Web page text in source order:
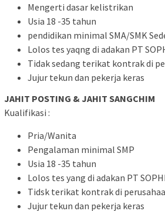
Mengerti dasar kelistrikan
Usia 18 -35 tahun
pendidikan minimal SMA/SMK
Lolos tes yaqng di adakan PT
Tidak sedang terikat kontrak di
Jujur tekun dan pekerja keras
JAHIT POSTING & JAHIT SANGCHIM
Kualifikasi :
Pria/Wanita
Pengalaman minimal SMP
Usia 18 -35 tahun
Lolos tes yang di adakan PT
Tidsk terikat kontrak di
Jujur tekun dan pekerja keras